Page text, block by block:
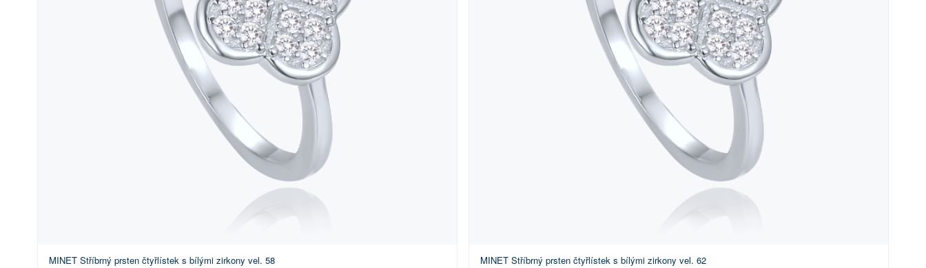
MINET Stříbrný prsten čtyřlístek s bílými zirkony vel. 58 MINET Stříbrný prsten čtyřlístek s bílými zirkony vel. 62